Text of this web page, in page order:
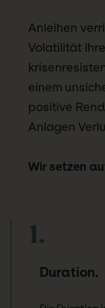
Anleihen
Volatilität
einem
positive
Anlagen
Wir setzen
1.
Duration.